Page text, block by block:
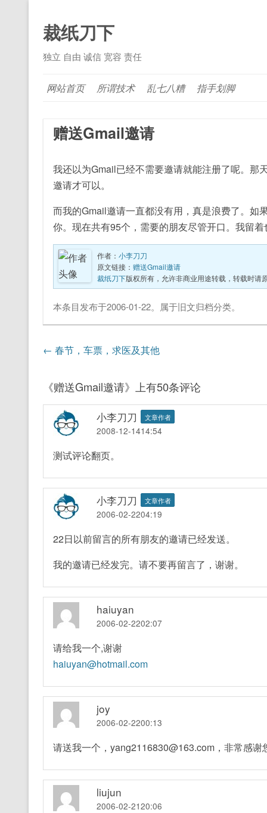
裁纸刀下
独立 自由 诚信 宽容 责任
网站首页 所谓技术 乱七八糟 指手划脚
赠送Gmail邀请
我还以为Gmail已经不需要邀请就能注册了呢。那
邀请才可以。
而我的Gmail邀请一直都没有用，真是浪费了。如
你。现在共有95个，需要的朋友尽管开口。我留
作者： 小李刀刀
原文链接： 赠送Gmail邀请
裁纸刀下版权所有，允许非商业用途转载，转载时请
本条目发布于2006-01-22。属于旧文归档分类。
文章导航
← 春节，车票，求医及其他
《赠送Gmail邀请》上有50条评论
小李刀刀 文章作者
2008-12-1414:54
测试评论翻页。
小李刀刀 文章作者
2006-02-2204:19
22日以前留言的所有朋友的邀请已经发送。
我的邀请已经发完。请不要再留言了，谢谢。
haiuyan
2006-02-2202:07
请给我一个,谢谢
haiuyan@hotmail.com
joy
2006-02-2200:13
请送我一个，yang2116830@163.com，非常感谢
liujun
2006-02-2120:06